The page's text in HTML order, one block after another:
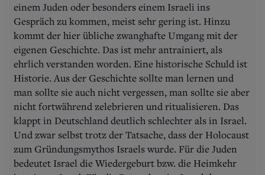
einem Juden oder besonders einem Israeli ins
Gespräch zu kommen, meist sehr gering ist. Hinzu
kommt der hier übliche zwanghafte Umgang mit der
eigenen Geschichte. Das ist mehr antrainiert, als
ehrlich verstanden worden. Eine historische Schuld ist
Historie. Aus der Geschichte sollte man lernen und
man sollte sie auch nicht vergessen, man sollte sie aber
nicht fortwährend zelebrieren und ritualisieren. Das
klappt in Deutschland deutlich schlechter als in Israel.
Und zwar selbst trotz der Tatsache, dass der Holocaust
zum Gründungsmythos Israels wurde. Für die Juden
bedeutet Israel die Wiedergeburt bzw. die Heimkehr